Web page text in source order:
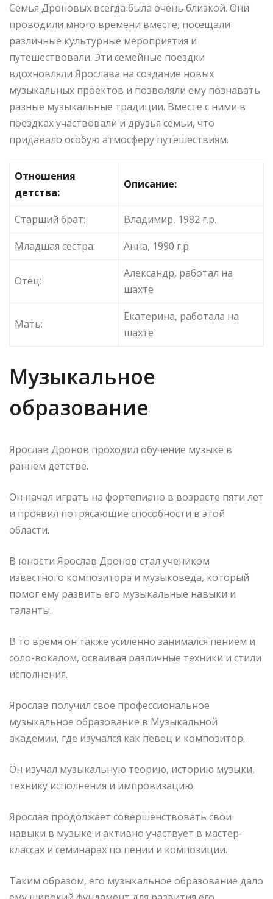
Семья Дроновых всегда была очень близкой. Они
проводили много времени вместе, посещали
различные культурные мероприятия и
путешествовали. Эти семейные поездки
вдохновляли Ярослава на создание новых
музыкальных проектов и позволяли ему познавать
разные музыкальные традиции. Вместе с ними в
поездках участвовали и друзья семьи, что
придавало особую атмосферу путешествиям.
Отношения
детства:
Описание:
Старший брат:
Владимир, 1982 г.р.
Младшая сестра:
Анна, 1990 г.р.
Отец:
Александр, работал на
шахте
Мать:
Екатерина, работала на
шахте
Музыкальное
образование
Ярослав Дронов проходил обучение музыке в
раннем детстве.
Он начал играть на фортепиано в возрасте пяти лет
и проявил потрясающие способности в этой
области.
В юности Ярослав Дронов стал учеником
известного композитора и музыковеда, который
помог ему развить его музыкальные навыки и
таланты.
В то время он также усиленно занимался пением и
соло-вокалом, осваивая различные техники и стили
исполнения.
Ярослав получил свое профессиональное
музыкальное образование в Музыкальной
академии, где изучался как певец и композитор.
Он изучал музыкальную теорию, историю музыки,
технику исполнения и импровизацию.
Ярослав продолжает совершенствовать свои
навыки в музыке и активно участвует в мастер-
классах и семинарах по пении и композиции.
Таким образом, его музыкальное образование дало